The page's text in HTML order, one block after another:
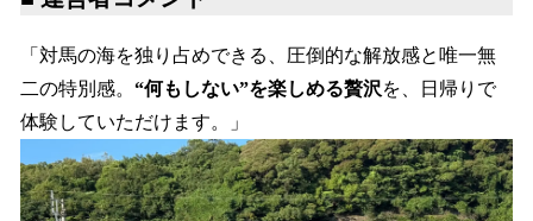
「対馬の海を独り占めできる、圧倒的な解放感と唯一無
二の特別感。 “何もしない”を楽しめる贅沢を、日帰りで
体験していただけます。」